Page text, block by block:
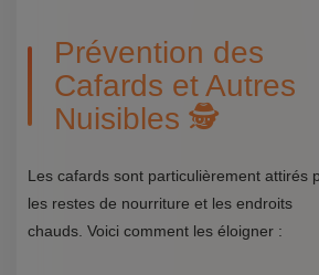
Prévention des
Cafards et Autres
Nuisibles 🕵️
Les cafards sont particulièrement attirés
les restes de nourriture et les endroits
chauds. Voici comment les éloigner :